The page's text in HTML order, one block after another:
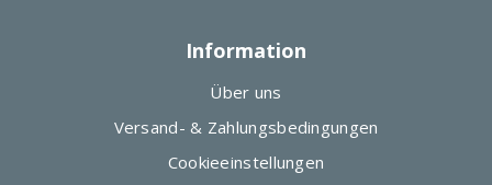
Information
Über uns
Versand- & Zahlungsbedingungen
Cookieeinstellungen